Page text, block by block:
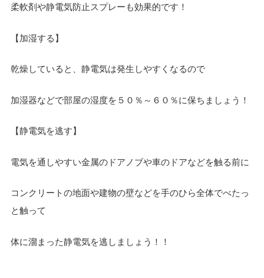
柔軟剤や静電気防止スプレーも効果的です！
【加湿する】
乾燥していると、静電気は発生しやすくなるので
加湿器などで部屋の湿度を５０％～６０％に保ちましょう！
【静電気を逃す】
電気を通しやすい金属のドアノブや車のドアなどを触る前に
コンクリートの地面や建物の壁などを手のひら全体でべたっ
と触って
体に溜まった静電気を逃しましょう！！